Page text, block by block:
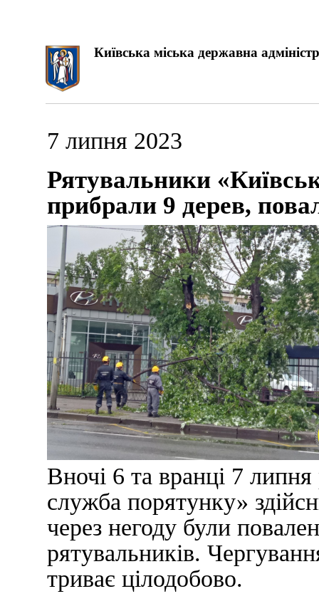
Київська міська державна
7 липня 2023
Рятувальники
прибрали 9 дерев,
Вночі 6 та вранці 7
служба порятунку»
через негоду були
рятувальників.
триває цілодобово.